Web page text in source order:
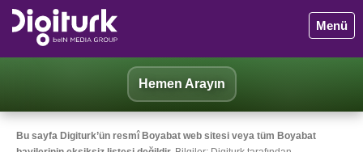
Menü
Hemen Arayın
Bu sayfa Digiturk’ün resmî Boyabat web sitesi veya tüm Boyabat